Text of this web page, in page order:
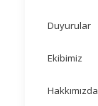
Duyurular
Ekibimiz
Hakkımızda